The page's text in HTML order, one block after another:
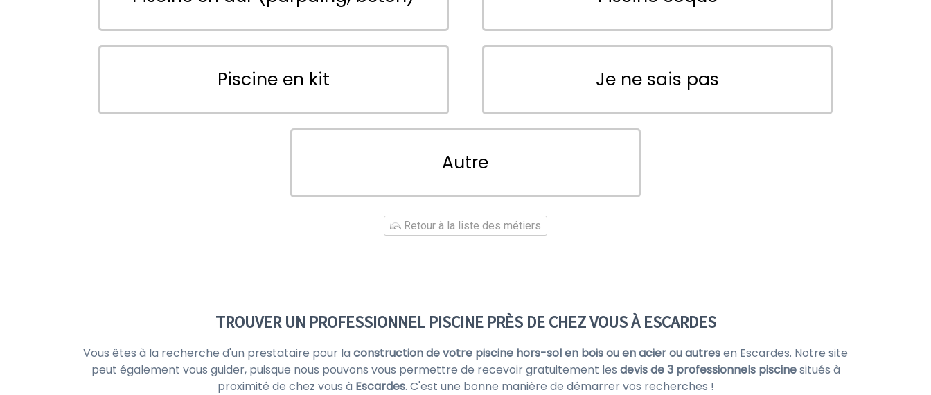
Piscine en kit Je ne sais pas
Autre
Retour à la liste des métiers
TROUVER UN PROFESSIONNEL PISCINE PRÈS DE CHEZ VOUS À ESCARDES
Vous êtes à la recherche d'un prestataire pour la construction de votre piscine hors-sol en bois ou en acier ou autresen Escardes. Notre site
peut également vous guider, puisque nous pouvons vous permettre de recevoir gratuitement les devis de 3 professionnels piscinesitués à
proximité de chez vous à Escardes. C'est une bonne manière de démarrer vos recherches !